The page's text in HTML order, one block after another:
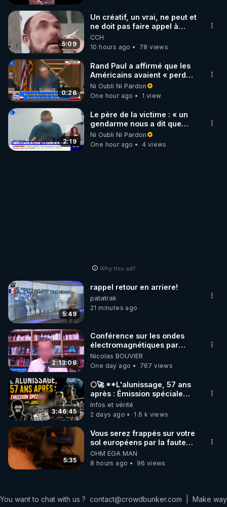
5:09
Un créatif, un vrai, ne peut et
ne doit pas faire appel à
l'intelligence artificielle
CCH
10 hours ago
78 views
0:26
Rand Paul a affirmé que les
Américains avaient « perdu
la liberté » de décider pour
leur corps
Ni Oubli Ni Pardon
One hour ago
1 view
2:19
Le père de la victime : « un
gendarme nous a dit que
c'était une libération
anticipée Covid-19 »
Ni Oubli Ni Pardon
One hour ago
4 views
Why this ad?
5:49
rappel retour en arriere!
patatrak
21 minutes ago
2:13:08
Conférence sur les ondes
électromagnétiques par
Grégoire Caustru et Bart de
Wever !
Nicolas BOUVIER
One day ago
767 views
3:46:45
🌕🚀 **L'alunissage, 57 ans
après : Émission spéciale
avec John Doe !** 👨 🚀✨
Infos et vérité
2 days ago
1.6 k views
5:35
Vous serez frappés sur votre
sol européens par la faute
des dirigeants qui s'en
mettent dans le nez
OHM ÉGA MAN
8 hours ago
96 views
You want to chat with us ? contact@crowdbunker.com
Make way